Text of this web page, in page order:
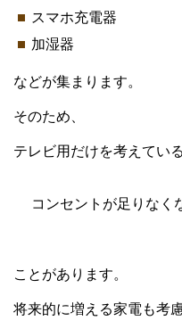
スマホ充電器
加湿器
などが集まります。
そのため、
テレビ用だけを考えている
コンセントが足りなく
ことがあります。
将来的に増える家電も考